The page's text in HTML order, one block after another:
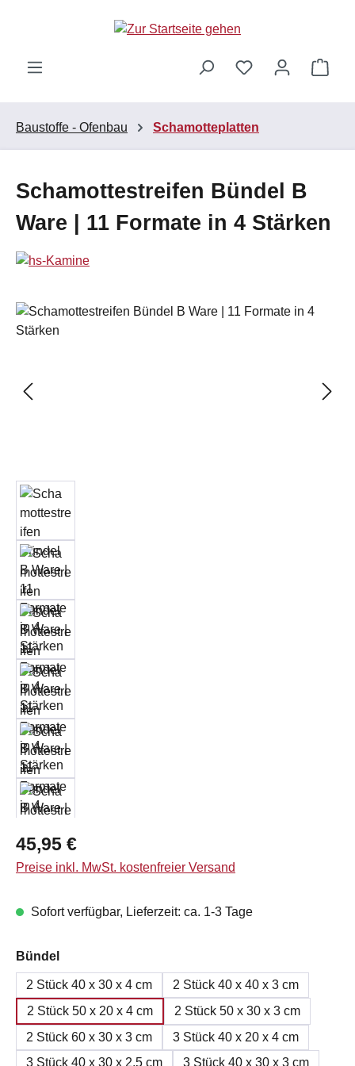
Zum Hauptinhalt springen
Baustoffe - Ofenbau Schamotteplatten
Schamottestreifen Bündel B
Ware | 11 Formate in 4 Stärken
Bildergalerie überspringen
Regulärer Preis:
45,95 €
Preise inkl. MwSt. kostenfreier Versand
Sofort verfügbar, Lieferzeit: ca. 1-3 Tage
Bündelauswählen
2 Stück 40 x 30 x 4 cm
2 Stück 40 x 40 x 3 cm
2 Stück 50 x 20 x 4 cm
2 Stück 50 x 30 x 3 cm
2 Stück 60 x 30 x 3 cm
3 Stück 40 x 20 x 4 cm
3 Stück 40 x 30 x 2,5 cm
3 Stück 40 x 30 x 3 cm